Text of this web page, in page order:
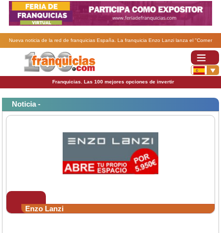
Nueva noticia de la red de franquicias España. La franquicia Enzo Lanzi lanza el "Corner
Franquicias. Las 100 mejores opciones de invertir
Noticia -
Enzo Lanzi